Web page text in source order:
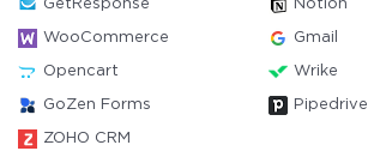
GetResponse Notion
WooCommerce Gmail
Opencart Wrike
GoZen Forms Pipedrive
ZOHO CRM